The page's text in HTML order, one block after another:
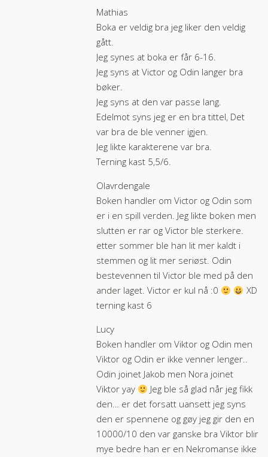
Mathias
Boka er veldig bra jeg liker den veldig
gått.
Jeg synes at boka er får 6-16.
Jeg syns at Victor og Odin langer bra
bøker.
Jeg syns at den var passe lang.
Edelmot syns jeg er en bra tittel, Det
var bra de ble venner igjen.
Jeg likte karakterene var bra.
Terning kast 5,5/6.
Olavrdengale
Boken handler om Victor og Odin som
er i en spill verden. Jeg likte boken men
slutten er rar og Victor ble sterkere.
etter sommer ble han lit mer kaldt i
stemmen og lit mer seriøst. Odin
bestevennen til Victor ble med på den
ander laget. Victor er kul nå :0
XD
terning kast 6
Lucy
Boken handler om Viktor og Odin men
Viktor og Odin er ikke venner lenger..
Odin joinet Jakob men Nora joinet
Viktor yay
Jeg ble så glad når jeg fikk
den… er det forsatt uansett jeg syns
den er spennene og gøy jeg gir den en
10000/10 den var ganske bra Viktor blir
mye bedre han er en Nekromanse ikke